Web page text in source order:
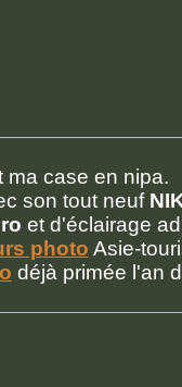
ma case en nipa.
son tout neuf
et d'éclairage
photo Asie-
déjà primée l'an